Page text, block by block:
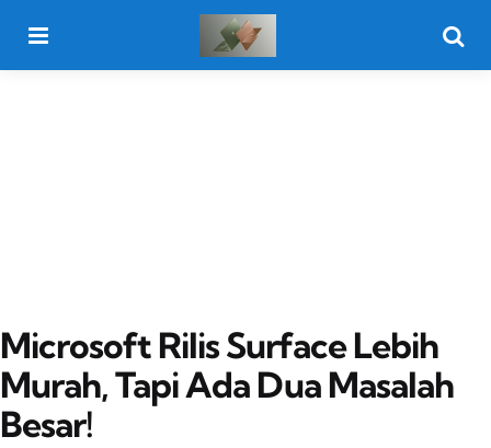
Microsoft Rilis Surface Lebih
Murah, Tapi Ada Dua Masalah
Besar!